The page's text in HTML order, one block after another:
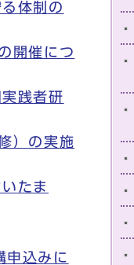
体制の
開催につ
践者研
）の実施
たま
申込みに